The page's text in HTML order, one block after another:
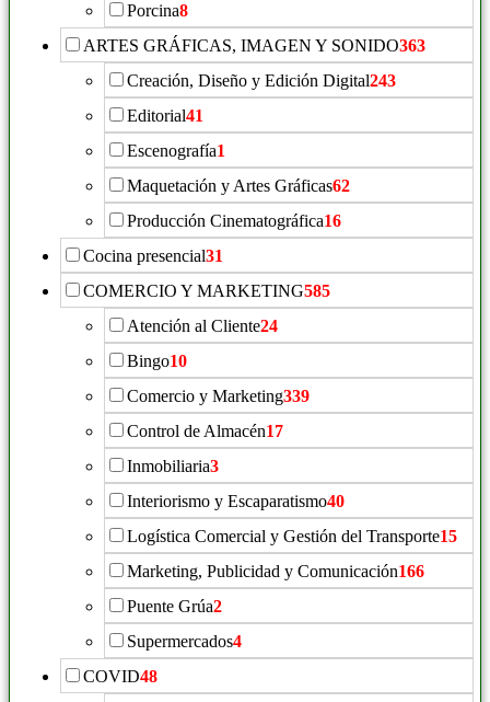
Porcina8
ARTES GRÁFICAS, IMAGEN Y SONIDO363
Creación, Diseño y Edición Digital243
Editorial41
Escenografía1
Maquetación y Artes Gráficas62
Producción Cinematográfica16
Cocina presencial31
COMERCIO Y MARKETING585
Atención al Cliente24
Bingo10
Comercio y Marketing339
Control de Almacén17
Inmobiliaria3
Interiorismo y Escaparatismo40
Logística Comercial y Gestión del Transporte15
Marketing, Publicidad y Comunicación166
Puente Grúa2
Supermercados4
COVID48